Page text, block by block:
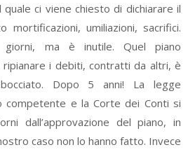
ci viene chiesto di dichiarare il
mortificazioni, umiliazioni, sacrifici.
giorni, ma è inutile. Quel piano
i debiti, contratti da altri, è
Dopo 5 anni! La legge
competente e la Corte dei Conti si
dall’approvazione del piano, in
caso non lo hanno fatto. Invece